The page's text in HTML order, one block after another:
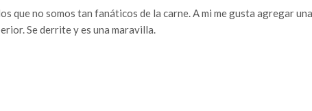
que no somos tan fanáticos de la carne. A mi me gusta agregar
Se derrite y es una maravilla.